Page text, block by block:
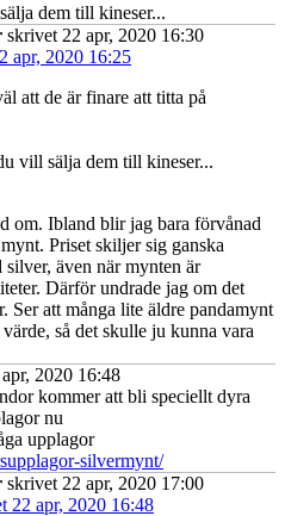
dem till kineser...
skrivet 22 apr, 2020 16:30
apr, 2020 16:25
att de är finare att titta på
vill sälja dem till kineser...
om. Ibland blir jag bara förvånad
Priset skiljer sig ganska
även när mynten är
Därför undrade jag om det
Ser att många lite äldre pandamynt
så det skulle ju kunna vara
2020 16:48
kommer att bli speciellt dyra
nu
upplagor
silvermynt/
skrivet 22 apr, 2020 17:00
22 apr, 2020 16:48